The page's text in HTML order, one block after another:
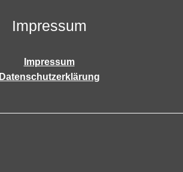
Impressum
Impressum
Datenschutzerklärung